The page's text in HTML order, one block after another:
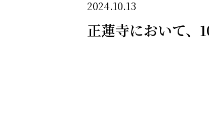
2024.10.13
正蓮寺において、